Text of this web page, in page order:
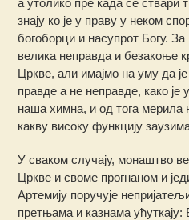
знају ко је у праву у неком
богоборци и насупрот Богу.
велика неправда и безакоње
Цркве, али имајмо на уму да
правде а не неправде, како
наша химна, и од тога мерила
какву високу функцију
У сваком случају, монаштво
Цркве и своме прогнаном и
Артемију поручује
претњама и казнама ућуткају: